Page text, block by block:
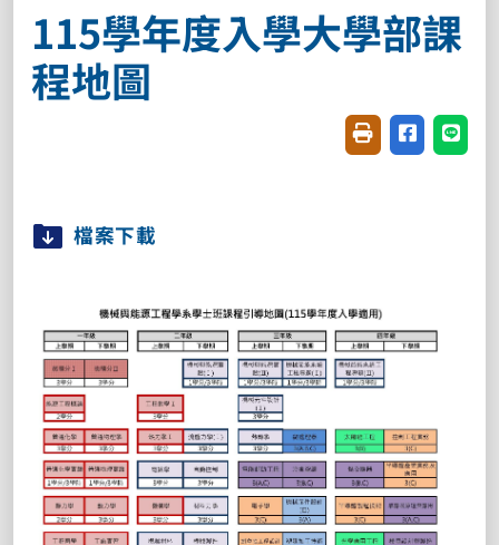
115學年度入學大學部課
程地圖
友善列印(開新視
分享至臉書
分享
檔案下載